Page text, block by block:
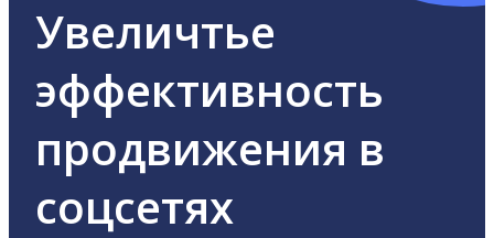
Увеличтье
эффективность
продвижения в
соцсетях